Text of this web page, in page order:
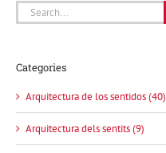
Search
for:
Categories
Arquitectura de los sentidos (40)
Arquitectura dels sentits (9)